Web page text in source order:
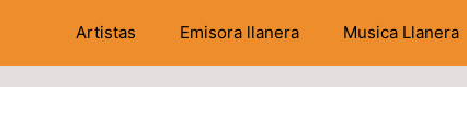
Artistas Emisora llanera Musica Llanera